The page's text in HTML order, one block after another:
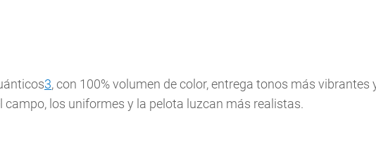
3, con 100% volumen de color, entrega tonos más vibrantes
campo, los uniformes y la pelota luzcan más realistas.